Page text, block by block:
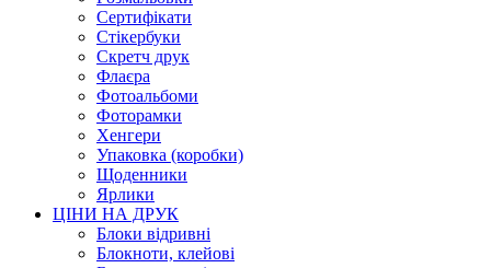
Сертифікати
Стікербуки
Скретч друк
Флаєра
Фотоальбоми
Фоторамки
Хенгери
Упаковка (коробки)
Щоденники
Ярлики
ЦІНИ НА ДРУК
Блоки відривні
Блокноти, клейові